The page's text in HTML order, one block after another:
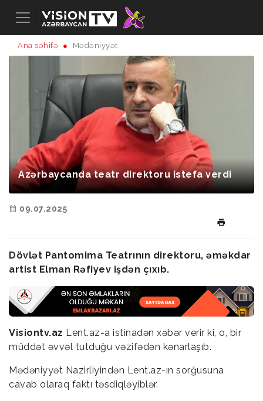
Ana səhifə Mədəniyyət
Azərbaycanda teatr direktoru istefa verdi
09.07.2025
Dövlət Pantomima Teatrının direktoru, əməkdar
artist Elman Rəfiyev işdən çıxıb.
Visiontv.az Lent.az-a istinadən xəbər verir ki, o, bir
müddət əvvəl tutduğu vəzifədən kənarlaşıb.
Mədəniyyət Nazirliyindən Lent.az-ın sorğusuna
cavab olaraq faktı təsdiqləyiblər.